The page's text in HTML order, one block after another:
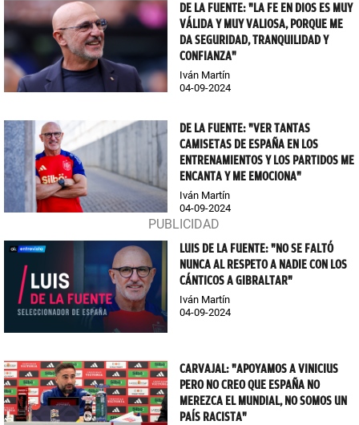
DE LA FUENTE: "LA FE EN DIOS ES MUY
VÁLIDA Y MUY VALIOSA, PORQUE ME
DA SEGURIDAD, TRANQUILIDAD Y
CONFIANZA"
Iván Martín
04-09-2024
DE LA FUENTE: "VER TANTAS
CAMISETAS DE ESPAÑA EN LOS
ENTRENAMIENTOS Y LOS PARTIDOS ME
ENCANTA Y ME EMOCIONA"
Iván Martín
04-09-2024
LUIS DE LA FUENTE: "NO SE FALTÓ
NUNCA AL RESPETO A NADIE CON LOS
CÁNTICOS A GIBRALTAR"
Iván Martín
04-09-2024
CARVAJAL: "APOYAMOS A VINICIUS
PERO NO CREO QUE ESPAÑA NO
MEREZCA EL MUNDIAL, NO SOMOS UN
PAÍS RACISTA"